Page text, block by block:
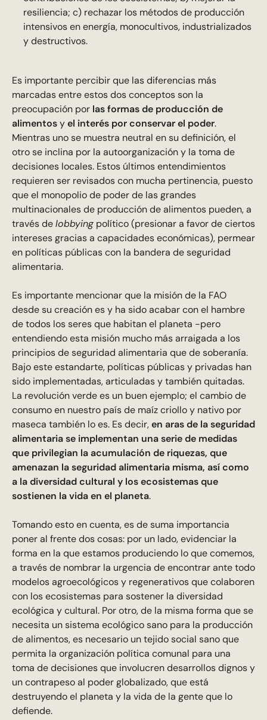
resiliencia; c) rechazar los métodos de producción
intensivos en energía, monocultivos, industrializados
y destructivos.
Es importante percibir que las diferencias más
marcadas entre estos dos conceptos son la
preocupación por las formas de producción de
alimentosyel interés por conservar el poder.
Mientras uno se muestra neutral en su definición, el
otro se inclina por la autoorganización y la toma de
decisiones locales. Estos últimos entendimientos
requieren ser revisados con mucha pertinencia, puesto
que el monopolio de poder de las grandes
multinacionales de producción de alimentos pueden, a
través delobbyingpolítico (presionar a favor de ciertos
intereses gracias a capacidades económicas), permear
en políticas públicas con la bandera de seguridad
alimentaria.
Es importante mencionar que la misión de la FAO
desde su creación es y ha sido acabar con el hambre
de todos los seres que habitan el planeta -pero
entendiendo esta misión mucho más arraigada a los
principios de seguridad alimentaria que de soberanía.
Bajo este estandarte, políticas públicas y privadas han
sido implementadas, articuladas y también quitadas.
La revolución verde es un buen ejemplo; el cambio de
consumo en nuestro país de maíz criollo y nativo por
maseca también lo es. Es decir,en aras de la seguridad
alimentaria se implementan una serie de medidas
que privilegian la acumulación de riquezas, que
amenazan la seguridad alimentaria misma, así como
a la diversidad cultural y los ecosistemas que
sostienen la vida en el planeta.
Tomando esto en cuenta, es de suma importancia
poner al frente dos cosas: por un lado, evidenciar la
forma en la que estamos produciendo lo que comemos,
a través de nombrar la urgencia de encontrar ante todo
modelos agroecológicos y regenerativos que colaboren
con los ecosistemas para sostener la diversidad
ecológica y cultural. Por otro, de la misma forma que se
necesita un sistema ecológico sano para la producción
de alimentos, es necesario un tejido social sano que
permita la organización política comunal para una
toma de decisiones que involucren desarrollos dignos y
un contrapeso al poder globalizado, que está
destruyendo el planeta y la vida de la gente que lo
defiende.